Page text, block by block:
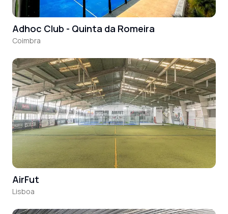
Adhoc Club - Quinta da Romeira
Coimbra
AirFut
Lisboa